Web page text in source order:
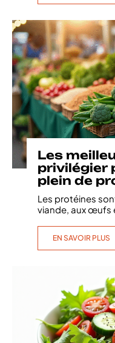
Les
privilégier
plein de
Les protéines
viande, aux œufs
EN SAVOIR PLUS